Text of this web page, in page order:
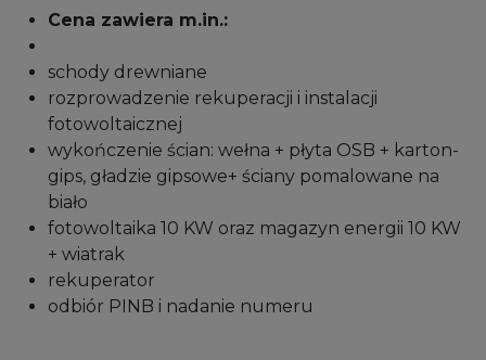
Cena zawiera m.in.:
schody drewniane
rozprowadzenie rekuperacji i instalacji
fotowoltaicznej
wykończenie ścian: wełna + płyta OSB + karton-
gips, gładzie gipsowe+ ściany pomalowane na
biało
fotowoltaika 10 KW oraz magazyn energii 10 KW
+ wiatrak
rekuperator
odbiór PINB i nadanie numeru